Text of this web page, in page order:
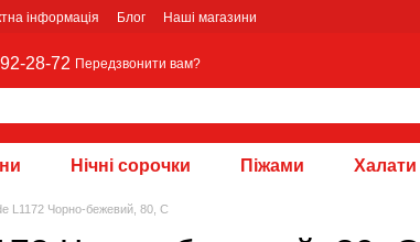
інформація Блог Наші магазини
28-72 Передзвонити вам?
Нічні сорочки Піжами Халати
L1172 Чорно-бежевий, 80, C